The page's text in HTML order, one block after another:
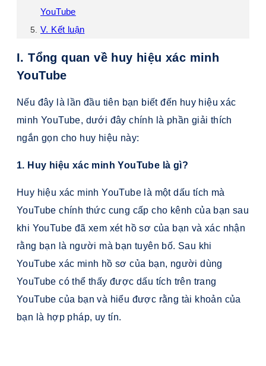
YouTube
V. Kết luận
I. Tổng quan về huy hiệu xác minh
YouTube
Nếu đây là lần đầu tiên bạn biết đến huy hiệu xác
minh YouTube, dưới đây chính là phần giải thích
ngắn gọn cho huy hiệu này:
1. Huy hiệu xác minh YouTube là gì?
Huy hiệu xác minh YouTube là một dấu tích mà
YouTube chính thức cung cấp cho kênh của bạn sau
khi YouTube đã xem xét hồ sơ của bạn và xác nhận
rằng bạn là người mà bạn tuyên bố. Sau khi
YouTube xác minh hồ sơ của bạn, người dùng
YouTube có thể thấy được dấu tích trên trang
YouTube của bạn và hiểu được rằng tài khoản của
bạn là hợp pháp, uy tín.